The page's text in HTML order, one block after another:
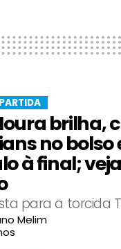
brilha,
no bolso
à final;
para a torcida
Melim